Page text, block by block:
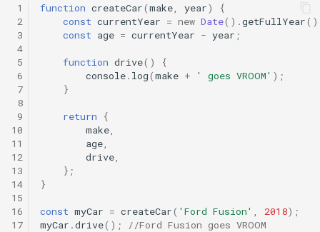
1
2
3
4
5
6
7
8
9
10
11
12
13
14
15
16
17
function createCar(make year)
{
const currentYear = new Date().getFullYear
const age = currentYear - year ;
function drive()
{
console. log(make + ' goes VROOM' );
}
return
{
make
age
drive
};
}
const myCar = createCar( 'Ford Fusion' 2018);
myCar .drive(); //Ford Fusion goes VROOM